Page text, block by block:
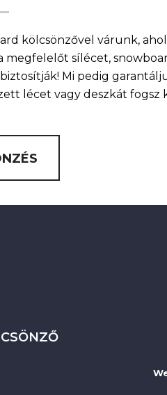
kölcsönzővel várunk,
megfelelőt sílécet,
Mi pedig
lécet vagy deszkát fogsz